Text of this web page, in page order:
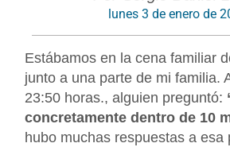
lunes 3 de enero de
Estábamos en la cena familiar
junto a una parte de mi familia.
23:50 horas., alguien preguntó:
concretamente dentro de 10
hubo muchas respuestas a esa